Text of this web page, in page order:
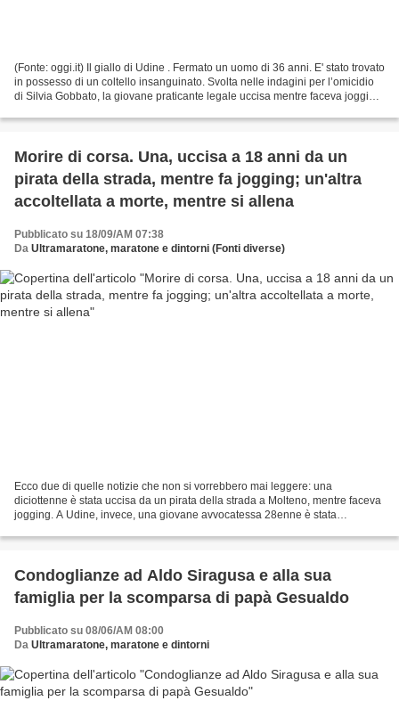
(Fonte: oggi.it) Il giallo di Udine . Fermato un uomo di 36 anni. E' stato trovato
in possesso di un coltello insanguinato. Svolta nelle indagini per l’omicidio
di Silvia Gobbato, la giovane praticante legale uccisa mentre faceva jogging
Morire di corsa. Una, uccisa a 18 anni da un
pirata della strada, mentre fa jogging; un'altra
accoltellata a morte, mentre si allena
Pubblicato su 18/09/AM 07:38
Da Ultramaratone, maratone e dintorni (Fonti diverse)
Ecco due di quelle notizie che non si vorrebbero mai leggere: una
diciottenne è stata uccisa da un pirata della strada a Molteno, mentre faceva
jogging. A Udine, invece, una giovane avvocatessa 28enne è stata
Condoglianze ad Aldo Siragusa e alla sua
famiglia per la scomparsa di papà Gesualdo
Pubblicato su 08/06/AM 08:00
Da Ultramaratone, maratone e dintorni